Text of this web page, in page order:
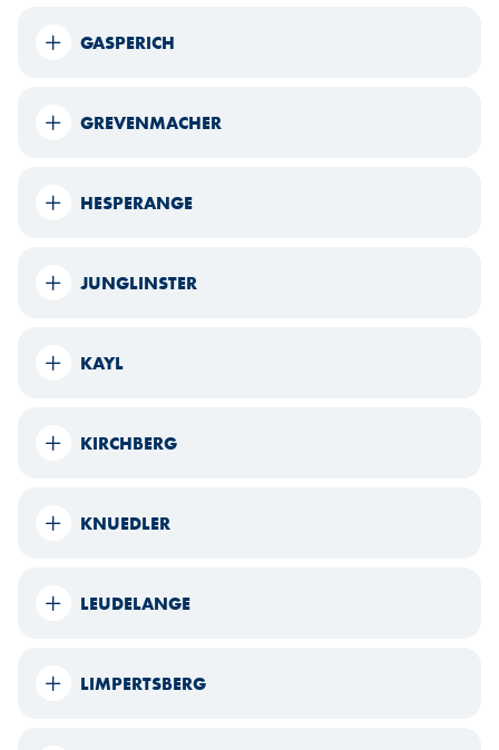
GASPERICH
GREVENMACHER
HESPERANGE
JUNGLINSTER
KAYL
KIRCHBERG
KNUEDLER
LEUDELANGE
LIMPERTSBERG